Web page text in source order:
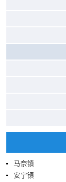
马奈镇
安宁镇